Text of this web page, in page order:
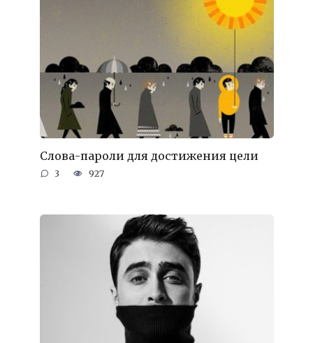
Слова-пароли для достижения цели
3 927